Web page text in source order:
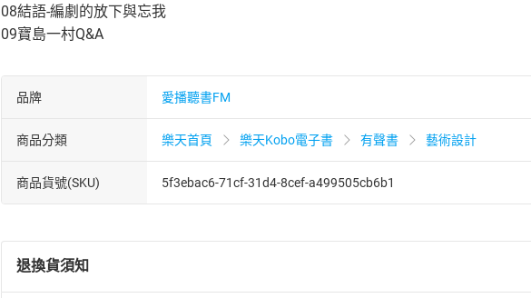
08結語-編劇的放下與忘我
09寶島一村Q&A
品牌 愛播聽書FM
商品分類 樂天首頁 樂天Kobo電子書 有聲書 藝術設計
商品貨號(SKU) 5f3ebac6-71cf-31d4-8cef-a499505cb6b1
退換貨須知